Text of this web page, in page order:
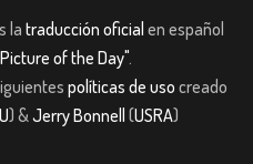
la traducción oficial en español
of the Day".
políticas de uso creado
) &Jerry Bonnell (USRA)